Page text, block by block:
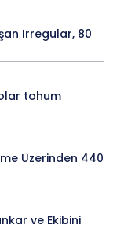
Irregular, 80
tohum
Üzerinden 440
ve Ekibini